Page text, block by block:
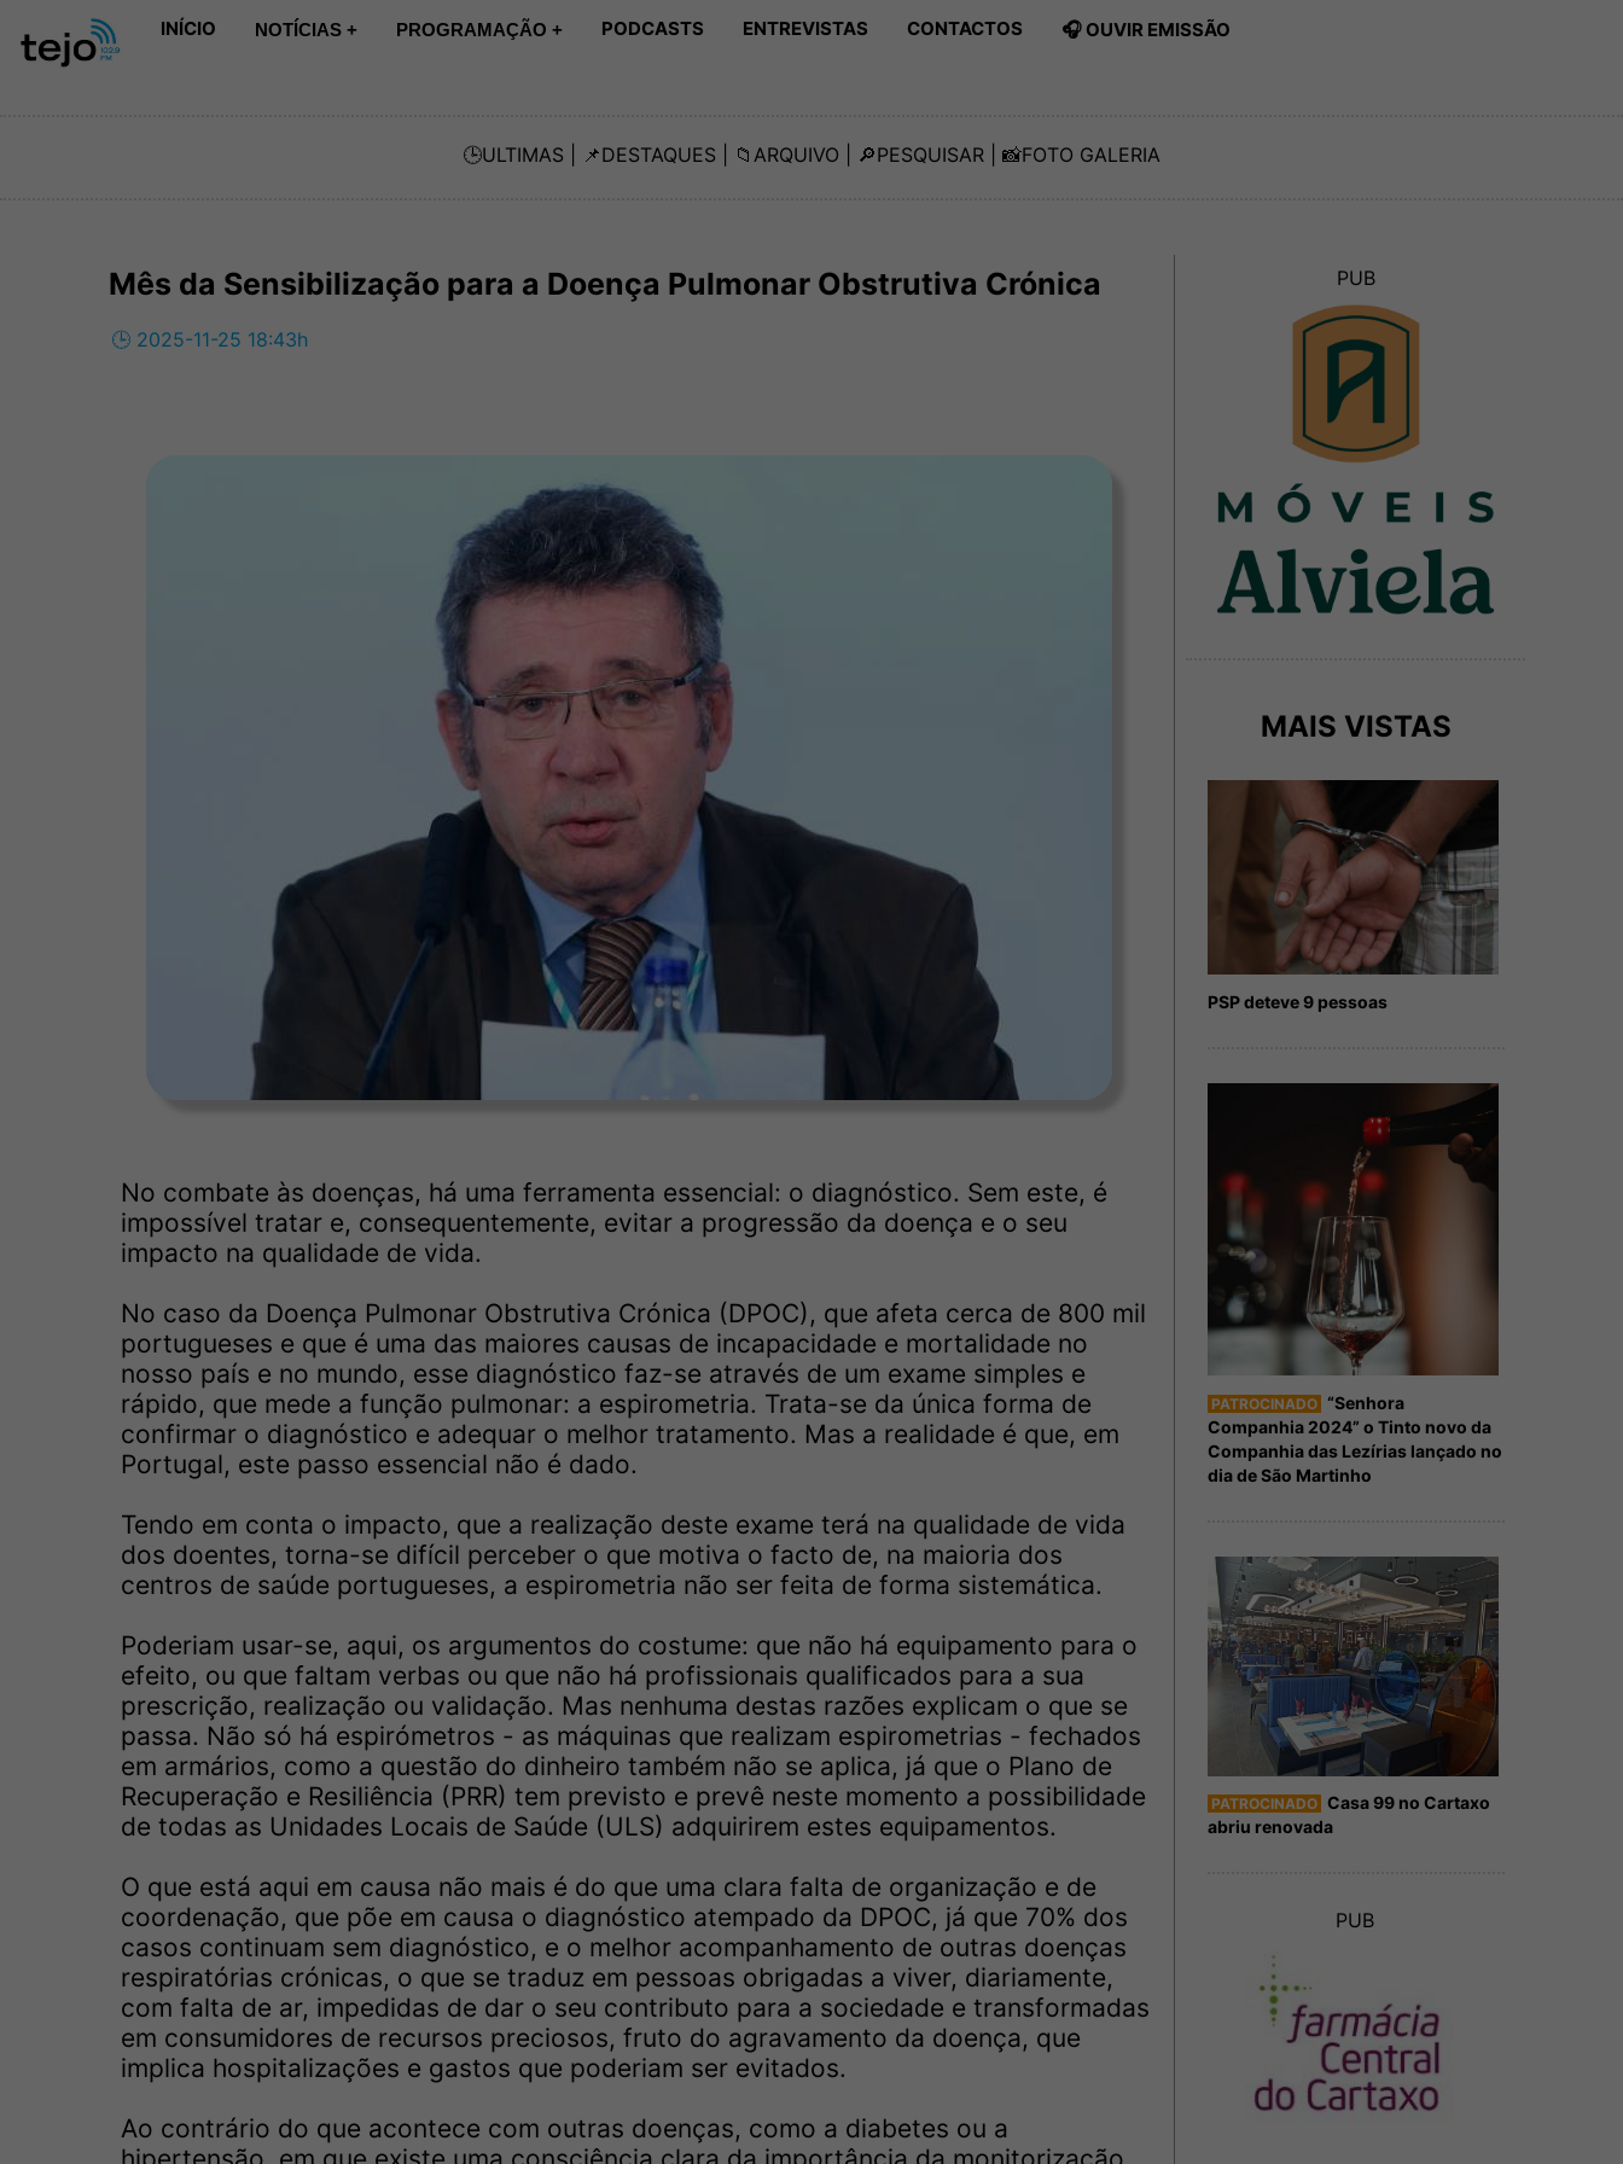
INÍCIO NOTÍCIAS + PROGRAMAÇÃO + PODCASTS ENTREVISTAS CONTACTOS 🎧 OUVIR EMISSÃO
🕒ULTIMAS | 📌DESTAQUES | 📁 ARQUIVO | 🔎PESQUISAR | 📸FOTO GALERIA
Mês da Sensibilização para a Doença Pulmonar Obstrutiva Crónica
🕒 2025-11-25 18:43h
No combate às doenças, há uma ferramenta essencial: o diagnóstico. Sem este, é
impossível tratar e, consequentemente, evitar a progressão da doença e o seu
impacto na qualidade de vida.
No caso da Doença Pulmonar Obstrutiva Crónica (DPOC), que afeta cerca de 800 mil
portugueses e que é uma das maiores causas de incapacidade e mortalidade no
nosso país e no mundo, esse diagnóstico faz-se através de um exame simples e
rápido, que mede a função pulmonar: a espirometria. Trata-se da única forma de
confirmar o diagnóstico e adequar o melhor tratamento. Mas a realidade é que, em
Portugal, este passo essencial não é dado.
Tendo em conta o impacto, que a realização deste exame terá na qualidade de vida
dos doentes, torna-se difícil perceber o que motiva o facto de, na maioria dos
centros de saúde portugueses, a espirometria não ser feita de forma sistemática.
Poderiam usar-se, aqui, os argumentos do costume: que não há equipamento para o
efeito, ou que faltam verbas ou que não há profissionais qualificados para a sua
prescrição, realização ou validação. Mas nenhuma destas razões explicam o que se
passa. Não só há espirómetros - as máquinas que realizam espirometrias - fechados
em armários, como a questão do dinheiro também não se aplica, já que o Plano de
Recuperação e Resiliência (PRR) tem previsto e prevê neste momento a possibilidade
de todas as Unidades Locais de Saúde (ULS) adquirirem estes equipamentos.
O que está aqui em causa não mais é do que uma clara falta de organização e de
coordenação, que põe em causa o diagnóstico atempado da DPOC, já que 70% dos
casos continuam sem diagnóstico, e o melhor acompanhamento de outras doenças
respiratórias crónicas, o que se traduz em pessoas obrigadas a viver, diariamente,
com falta de ar, impedidas de dar o seu contributo para a sociedade e transformadas
em consumidores de recursos preciosos, fruto do agravamento da doença, que
implica hospitalizações e gastos que poderiam ser evitados.
Ao contrário do que acontece com outras doenças, como a diabetes ou a
PUB
MAIS VISTAS
PSP deteve 9 pessoas
PATROCINADO “Senhora
Companhia 2024” o Tinto novo da
Companhia das Lezírias lançado no
dia de São Martinho
PATROCINADO Casa 99 no Cartaxo
abriu renovada
PUB